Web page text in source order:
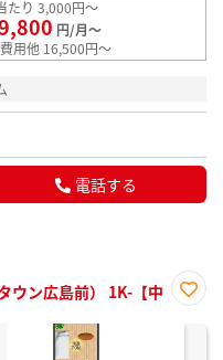
たり 3,000円～
円/月～
用他 16,500円～
電話する
ウン広島前） 1K-【中
に入